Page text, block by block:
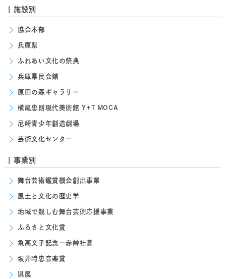
施設別
協会本部
兵庫県
ふれあい文化の祭典
兵庫県民会館
原田の森ギャラリー
横尾忠則現代美術館 Y+T MOCA
尼崎青少年創造劇場
芸術文化センター
事業別
舞台芸術鑑賞機会創出事業
風土と文化の歴史学
地域で親しむ舞台芸術応援事業
ふるさと文化賞
亀高文子記念ー赤艸社賞
坂井時忠音楽賞
県展